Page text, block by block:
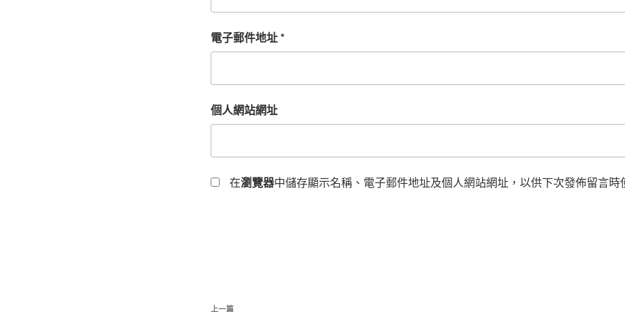
電子郵件地址*
個人網站網址
在瀏覽器中儲存顯示名稱、電子郵件地址及個人網站網址，以供下次發佈留言時
文
上一篇